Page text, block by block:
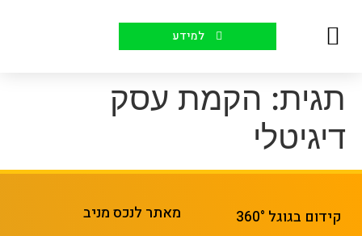
למידע
תגית: הקמת עסק
דיגיטלי
קידום בגוגל 360° מאתר לנכס מניב